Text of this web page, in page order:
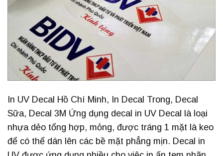
In UV Decal Hồ Chí Minh, In Decal Trong, Decal
Sữa, Decal 3M Ứng dụng decal in UV Decal là loại
nhựa dẻo tổng hợp, mỏng, được tráng 1 mặt là keo
để có thể dán lên các bề mặt phẳng mịn. Decal in